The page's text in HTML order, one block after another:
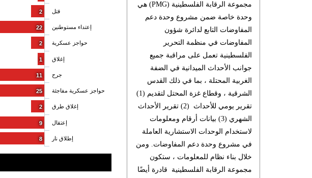
2
22
2
1
11
25
2
9
8
قتل
إعتداء مستوطنين
حواجز عسكرية
إغلاق
جرح
حواجز عسكرية مفاجئة
إغلاق طرق
إعتقال
إطلاق نار
مجموعة الرقابة الفلسطينية (PMG) هي
وحدة خاصة ضمن مشروع وحدة دعم
المفاوضات التابع لدائرة شؤون
المفاوضات في منظمة التحرير
الفلسطينية تعمل على مراقبة جميع
جوانب الأحداث الميدانية في الضفة
الغربية المحتلة ، بما في ذلك القدس
الشرقية ، وقطاع غزة المحتل لتقديم (1)
تقرير يومي للأحداث (2) تقرير الأحداث
الشهري (3) بيانات أرقام ومعلومات
لاستخدام الوحدات الاستشارية العاملة
في مشروع وحدة دعم المفاوضات. ومن
خلال بناء نظام للمعلومات ، ستكون
مجموعة الرقابة الفلسطينية قادرة أيضًا